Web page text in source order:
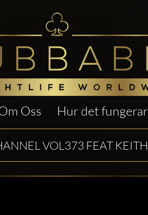
Oss Hur det fungerar
VOL373 FEAT KEITH